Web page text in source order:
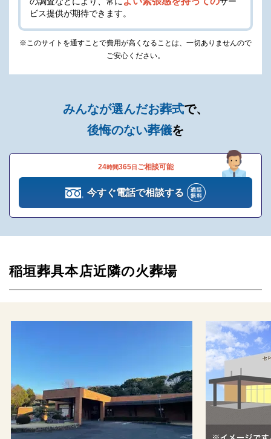
ビス提供が期待できます。
※このサイトを通すことで費用が高くなることは、一切ありませんので
ご安心ください。
みんなが選んだお葬式で、
後悔のない葬儀を
24時間365日 ご相談可能
今すぐ電話で相談する
稲垣葬具本店近隣の火葬場